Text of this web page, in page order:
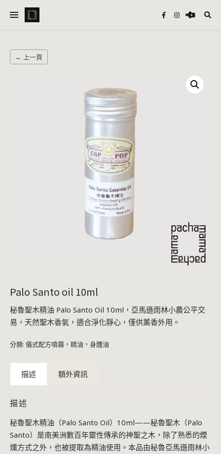
← 上一頁
Palo Santo oil 10ml
秘魯聖木精油 Palo Santo Oil 10ml，亞馬遜雨林小農公平交
易，天然聖木香氣，適合淨化靜心，僅供薰香外用。
分類: 儀式配方噴霧，精油，身體油
描述 額外資訊
描述
秘魯聖木精油（Palo Santo Oil）10ml——秘魯聖木（Palo
Santo）是南美洲數百年靈性傳承的神聖之木，除了熟悉的煙
燻方式之外，也被提取為精油使用。本品由秘魯亞馬遜雨林小